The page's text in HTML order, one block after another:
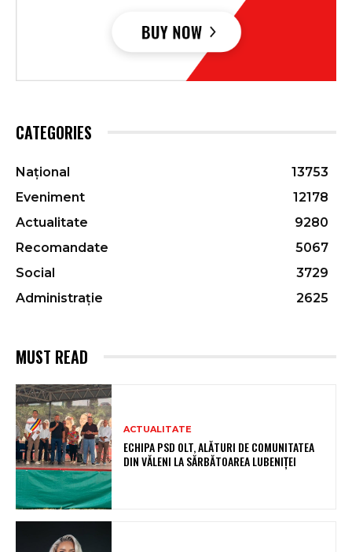
CATEGORIES
Național
13753
Eveniment
12178
Actualitate
9280
Recomandate
5067
Social
3729
Administrație
2625
MUST READ
ACTUALITATE
ECHIPA PSD OLT, ALĂTURI DE COMUNITATEA
DIN VĂLENI LA SĂRBĂTOAREA LUBENIȚEI